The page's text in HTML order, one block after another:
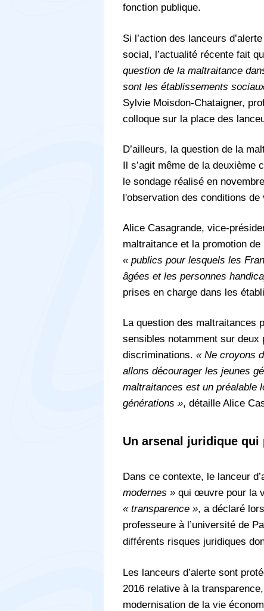
fonction publique.
Si l’action des lanceurs
social, l’actualité récente fait
question de la maltraitance
sont les établissements
Sylvie Moisdon-Chataigner,
colloque sur la place des
D’ailleurs, la question de la
Il s’agit même de la deuxième
le sondage réalisé en
l'observation des conditions de
Alice Casagrande, vice-
maltraitance et la promotion
« publics pour lesquels les
âgées et les personnes
prises en charge dans les
La question des maltraitances
sensibles notamment sur
discriminations. « Ne croyons
allons décourager les jeunes
maltraitances est un préalable
générations », détaille Alice
Un arsenal juridique qui
Dans ce contexte, le lanceur
modernes » qui œuvre pour la
« transparence », a déclaré
professeure à l’université de
différents risques juridiques
Les lanceurs d’alerte sont
2016 relative à la
modernisation de la vie